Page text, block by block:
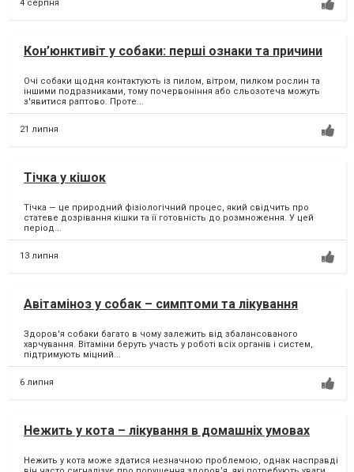
4 серпня
Кон’юнктивіт у собаки: перші ознаки та причини
Очі собаки щодня контактують із пилом, вітром, пилком рослин та
іншими подразниками, тому почервоніння або сльозотеча можуть
з'явитися раптово. Проте...
21 липня
Тічка у кішок
Тічка — це природний фізіологічний процес, який свідчить про
статеве дозрівання кішки та її готовність до розмноження. У цей
період...
13 липня
Авітаміноз у собак – симптоми та лікування
Здоров'я собаки багато в чому залежить від збалансованого
харчування. Вітаміни беруть участь у роботі всіх органів і систем,
підтримують міцний...
6 липня
Нежить у кота – лікування в домашніх умовах
Нежить у кота може здатися незначною проблемою, однак насправді